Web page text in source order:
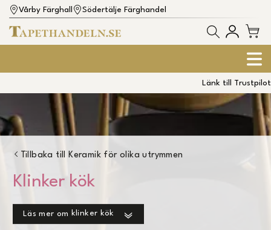
Vårby Färghall Södertälje Färghandel
Länk till Trustpilot
Tillbaka till Keramik för olika utrymmen
Klinker kök
Läs mer om klinker kök